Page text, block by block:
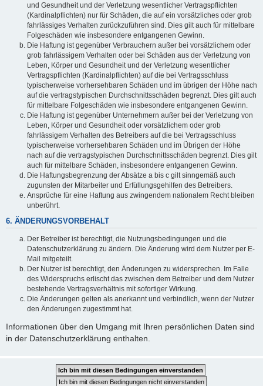
und Gesundheit und der Verletzung wesentlicher Vertragspflichten
(Kardinalpflichten) nur für Schäden, die auf ein vorsätzliches oder grob
fahrlässiges Verhalten zurückzuführen sind. Dies gilt auch für mittelbare
Folgeschäden wie insbesondere entgangenen Gewinn.
Die Haftung ist gegenüber Verbrauchern außer bei vorsätzlichem oder
grob fahrlässigem Verhalten oder bei Schäden aus der Verletzung von
Leben, Körper und Gesundheit und der Verletzung wesentlicher
Vertragspflichten (Kardinalpflichten) auf die bei Vertragsschluss
typischerweise vorhersehbaren Schäden und im übrigen der Höhe nach
auf die vertragstypischen Durchschnittsschäden begrenzt. Dies gilt auch
für mittelbare Folgeschäden wie insbesondere entgangenen Gewinn.
Die Haftung ist gegenüber Unternehmern außer bei der Verletzung von
Leben, Körper und Gesundheit oder vorsätzlichem oder grob
fahrlässigem Verhalten des Betreibers auf die bei Vertragsschluss
typischerweise vorhersehbaren Schäden und im Übrigen der Höhe
nach auf die vertragstypischen Durchschnittsschäden begrenzt. Dies gilt
auch für mittelbare Schäden, insbesondere entgangenen Gewinn.
Die Haftungsbegrenzung der Absätze a bis c gilt sinngemäß auch
zugunsten der Mitarbeiter und Erfüllungsgehilfen des Betreibers.
Ansprüche für eine Haftung aus zwingendem nationalem Recht bleiben
unberührt.
6. ÄNDERUNGSVORBEHALT
Der Betreiber ist berechtigt, die Nutzungsbedingungen und die
Datenschutzerklärung zu ändern. Die Änderung wird dem Nutzer per E-
Mail mitgeteilt.
Der Nutzer ist berechtigt, den Änderungen zu widersprechen. Im Falle
des Widerspruchs erlischt das zwischen dem Betreiber und dem Nutzer
bestehende Vertragsverhältnis mit sofortiger Wirkung.
Die Änderungen gelten als anerkannt und verbindlich, wenn der Nutzer
den Änderungen zugestimmt hat.
Informationen über den Umgang mit Ihren persönlichen Daten sind
in der Datenschutzerklärung enthalten.